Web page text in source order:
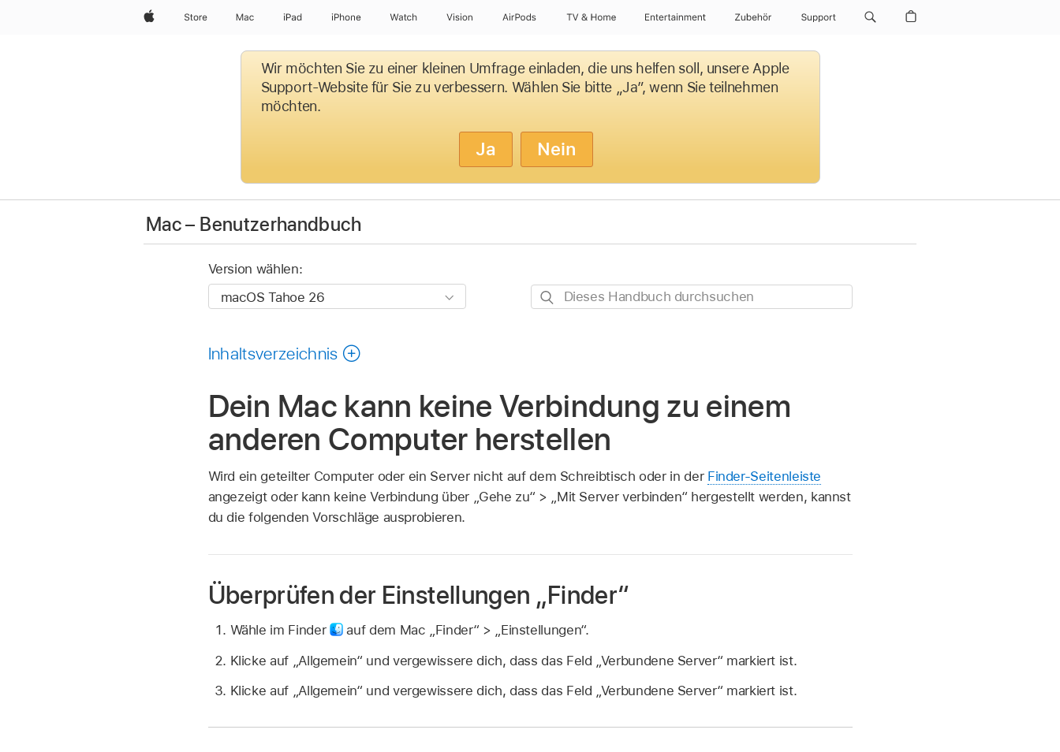
AppleStore Mac iPad iPhone Watch Vision AirPods TV & Home Entertainment Zubehör Support
Wir möchten Sie zu einer kleinen Umfrage einladen, die uns helfen soll, unsere Apple
Support-Website für Sie zu verbessern. Wählen Sie bitte „Ja”, wenn Sie teilnehmen
möchten.
Ja Nein
Mac – Benutzerhandbuch
Version wählen:
Dieses
Inhaltsverzeichnis
Dein Mac kann keine Verbindung zu einem
anderen Computer herstellen
Wird ein geteilter Computer oder ein Server nicht auf dem Schreibtisch oder in der Finder-Seitenleiste
angezeigt oder kann keine Verbindung über „Gehe zu“ > „Mit Server verbinden“ hergestellt werden, kannst
du die folgenden Vorschläge ausprobieren.
Überprüfen der Einstellungen „Finder“
Wähle im Finder
auf dem Mac „Finder“ > „Einstellungen“.
Klicke auf „Allgemein“ und vergewissere dich, dass das Feld „Verbundene Server“ markiert ist.
Klicke auf „Allgemein“ und vergewissere dich, dass das Feld „Verbundene Server“ markiert ist.